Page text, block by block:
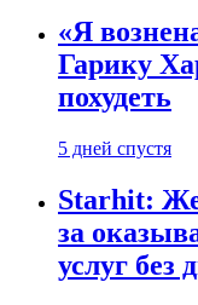
«Я
Гарику
похудеть
5 дней спустя
Starhit:
за
услуг без